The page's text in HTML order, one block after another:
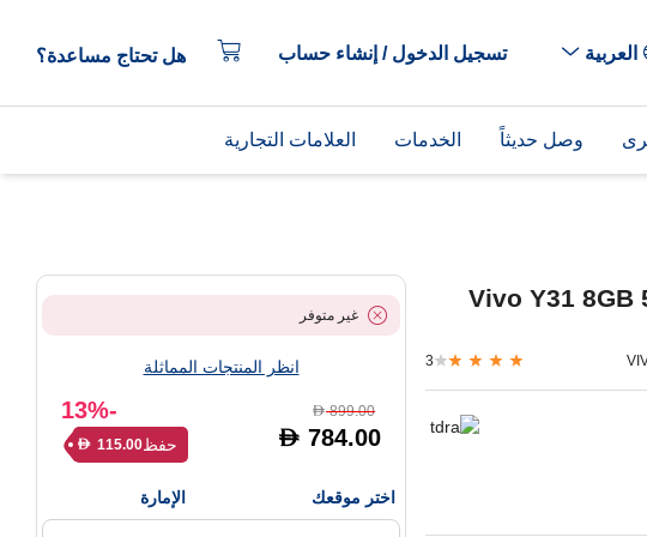
العربية تسجيل الدخول / إنشاء حساب هل تحتاج مساعدة؟
وصل حديثاً الخدمات العلامات التجارية
Vivo Y31 8GB
3
غير متوفر
انظر المنتجات المماثلة
D899.00
D 784.00
-13%
حفظ D 115.00
اختر موقعك الإمارة